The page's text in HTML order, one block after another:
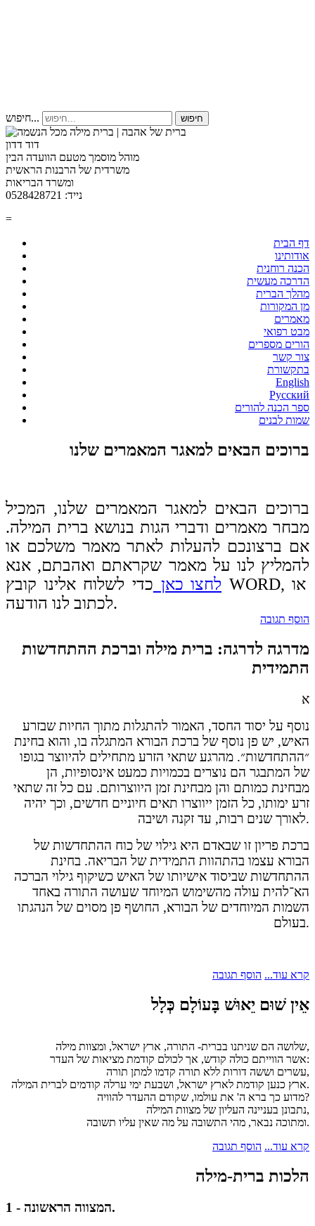
חיפוש... חיפוש
דוד דדון
מוהל מוסמך מטעם הוועדה הבין
משרדית של הרבנות הראשית
ומשרד הבריאות
נייד: 0528428721
=
דף הבית
אודותינו
הכנה רוחנית
הדרכה מעשית
מהלך הברית
מן המקורות
מאמרים
מבט רפואי
הורים מספרים
צור קשר
בתקשורת
English
Русский
ספר הכנה להורים
שמות לבנים
ברוכים הבאים למאגר המאמרים שלנו
ברוכים הבאים למאגר המאמרים שלנו, המכיל
מבחר מאמרים ודברי הגות בנושא ברית המילה.
אם ברצונכם להעלות לאתר מאמר משלכם או
להמליץ לנו על מאמר שקראתם ואהבתם, אנא
לחצו כאן כדי לשלוח אלינו קובץ WORD, או
לכתוב לנו הודעה.
הוסף תגובה
מדרגה לדרגה: ברית מילה וברכת ההתחדשות
התמידית
א
נוסף על יסוד החסד, האמור להתגלות מתוך החיות שבזרע
האיש, יש פן נוסף של ברכת הבורא המתגלה בו, והוא בחינת
״ההתחדשות״. מהרגע שתאי הזרע מתחילים להיווצר בגופו
של המתבגר הם נוצרים בכמויות כמעט אינסופיות, הן
מבחינת כמותם והן מבחינת זמן היווצרותם. עם כל זה שתאי
זרע ימותו, כל הזמן ייווצרו תאים חיוניים חדשים, וכך יהיה
לאורך שנים רבות, עד זקנה ושיבה.
ברכת פריון זו שבאדם היא גילוי של כוח ההתחדשות של
הבורא עצמו בהתהוות התמידית של הבריאה. בחינת
ההתחדשות שביסוד אישיותו של האיש כשיקוף גילוי הברכה
הא־להית עולה מהשימוש המיוחד שעושה התורה באחד
השמות המיוחדים של הבורא, החושף פן מסוים של הנהגתו
בעולם.
קרא עוד... הוסף תגובה
אֵין שׁוּם יֵאוּשׁ בָּעוֹלָם כְּלָל
שלושה הם שניתנו בברית- התורה, ארץ ישראל, ומצוות מילה,
אשר הווייתם כולה קודש, אך לכולם קודמת מציאות של העדר:
עשרים וששה דורות ללא תורה קדמו למתן תורה,
ארץ כנען קודמת לארץ ישראל, ושבעת ימי ערלה קודמים לברית המילה.
מדוע כך ברא ה' את עולמו, שקודם ההעדר להוויה?
נתבונן בעניינה העליון של מצוות המילה,
ומתוכה נבאר, מהי התשובה על מה שאין עליו תשובה.
קרא עוד... הוסף תגובה
הלכות ברית-מילה
1 - המצווה הראשונה.